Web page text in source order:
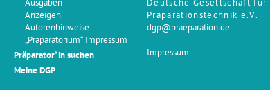
Ausgaben
Anzeigen
Autorenhinweise
„Präparatorium“ Impressum
Präparator*in suchen
Meine DGP
Deutsche Gesellschaft für
Präparationstechnik e.V.
dgp@praeparation.de
Impressum